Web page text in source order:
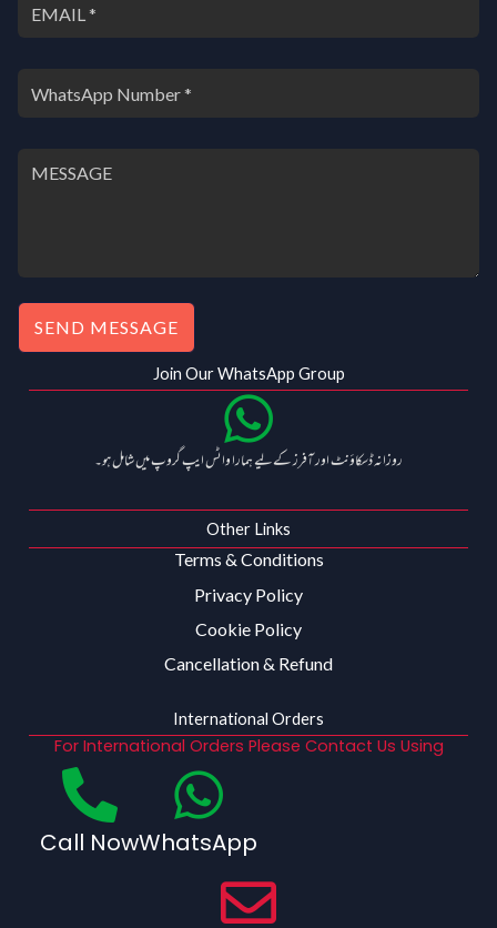
SEND MESSAGE
Join Our WhatsApp Group
روزانہ ڈسکاؤنٹ اور آفرز کے لیے ہمارا واٹس ایپ گروپ میں شامل ہو۔
Other Links
Terms & Conditions
Privacy Policy
Cookie Policy
Cancellation & Refund
International Orders
For International Orders Please Contact Us Using
Call NowWhatsApp